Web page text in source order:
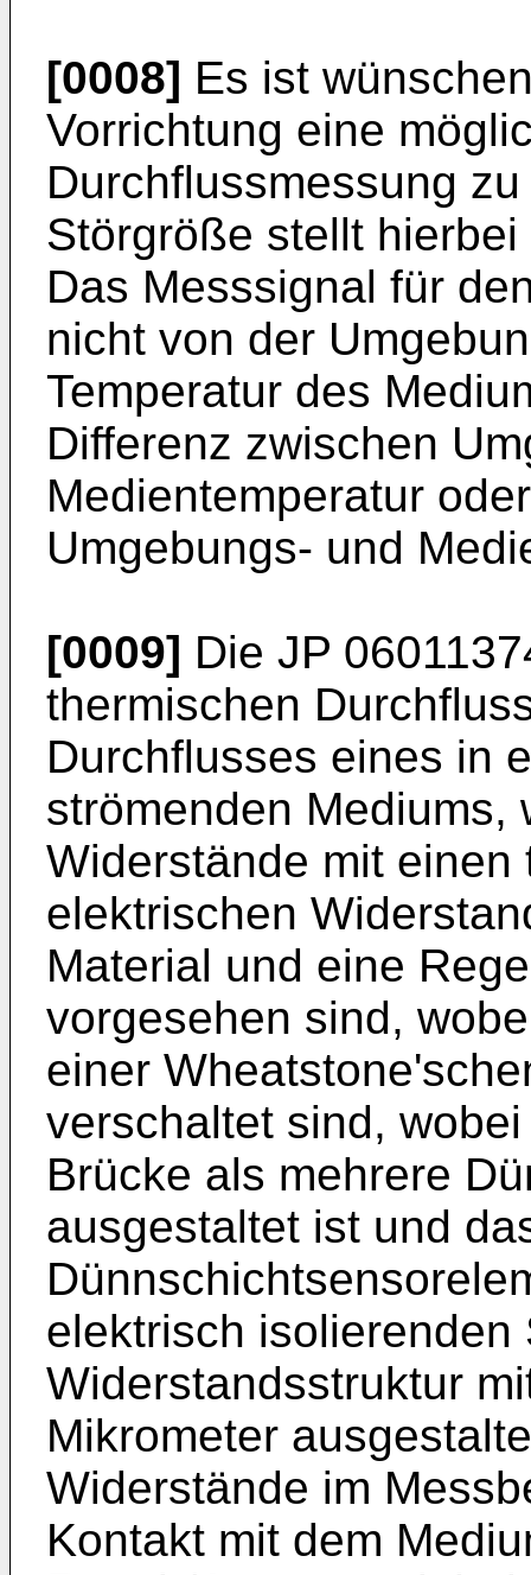
[0008] Es ist
Vorrichtung eine
Durchflussmessung
Störgröße stellt
Das Messsignal für
nicht von der
Temperatur des
Differenz zwischen
Medientemperatur
Umgebungs- und
[0009] Die JP
thermischen
Durchflusses eines in
strömenden Mediums,
Widerstände mit
elektrischen
Material und eine
vorgesehen sind,
einer
verschaltet sind,
Brücke als mehrere
ausgestaltet ist und
elektrisch
Widerstandsstruktur
Mikrometer
Widerstände im
Kontakt mit dem